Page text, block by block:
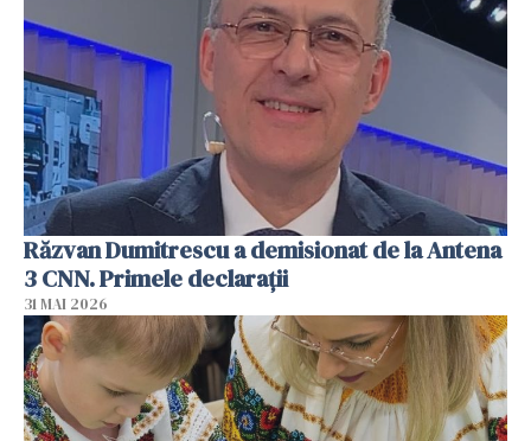
Răzvan Dumitrescu a demisionat de la Antena
3 CNN. Primele declarații
31 MAI 2026